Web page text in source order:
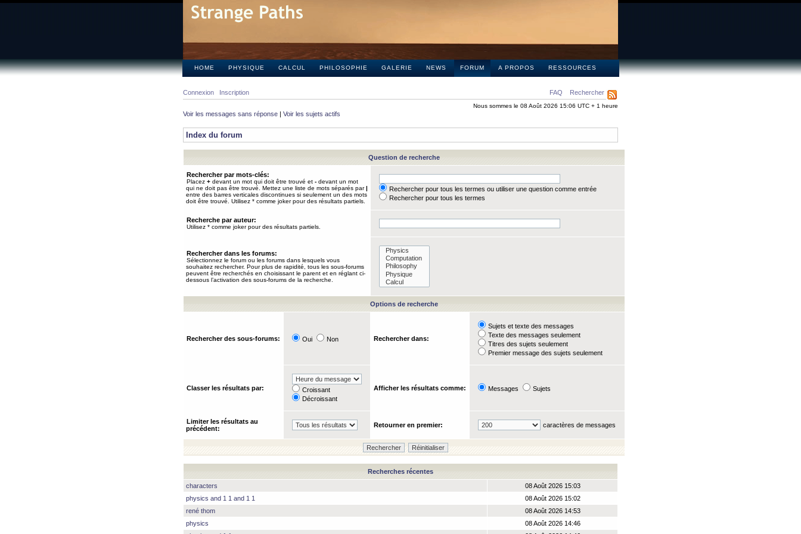
HOME PHYSIQUE CALCUL PHILOSOPHIE GALERIE NEWS FORUM A PROPOS RESSOURCES
FAQ Rechercher
Connexion Inscription
Nous sommes le 08 Août 2026 15:06 UTC + 1 heure
Voir les messages sans réponse | Voir les sujets actifs
Index du forum
Question de recherche
Rechercher par mots-clés:
Placez + devant un mot qui doit être trouvé et - devant un mot
qui ne doit pas être trouvé. Mettez une liste de mots séparés par|
entre des barres verticales discontinues si seulement un des mots
doit être trouvé. Utilisez * comme joker pour des résultats partiels.
Rechercher pour tous les termes ou utiliser une question comme entrée
Rechercher pour tous les termes
Recherche par auteur:
Utilisez * comme joker pour des résultats partiels.
Rechercher dans les forums:
Sélectionnez le forum ou les forums dans lesquels vous
souhaitez rechercher. Pour plus de rapidité, tous les sous-forums
peuvent être recherchés en choisissant le parent et en réglant ci-
dessous l’activation des sous-forums de la recherche.
Options de recherche
Rechercher des sous-forums: Oui Non Rechercher dans:
Sujets et texte des messages
Texte des messages seulement
Titres des sujets seulement
Premier message des sujets seulement
Classer les résultats par:
Croissant
Décroissant
Afficher les résultats comme: Messages Sujets
Limiter les résultats au
précédent:
Retourner en premier: caractères de messages
Recherches récentes
characters
08 Août 2026 15:03
physics and 1 1 and 1 1
08 Août 2026 15:02
rené thom
08 Août 2026 14:53
physics
08 Août 2026 14:46